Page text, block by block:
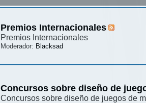
Premios Internacionales
Premios Internacionales
Moderador: Blacksad
Concursos sobre diseño de
Concursos sobre diseño de juegos de